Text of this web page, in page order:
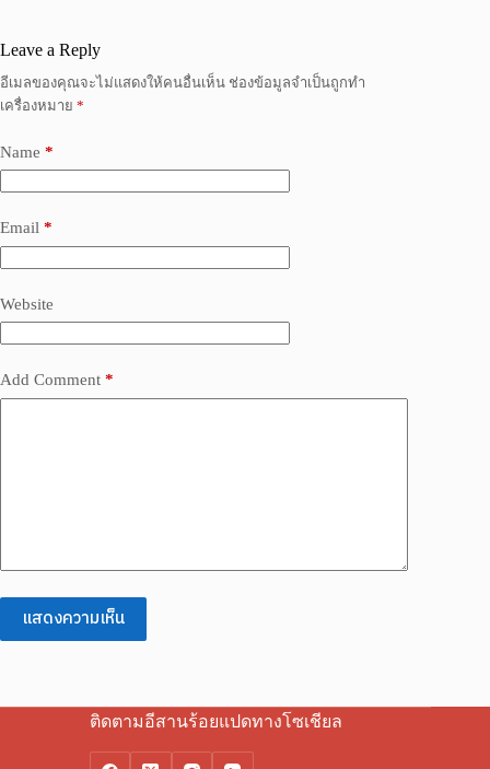
Leave a Reply
อีเมลของคุณจะไม่แสดงให้คนอื่นเห็น ช่องข้อมูลจำเป็นถูกทำ
เครื่องหมาย *
Name *
Email *
Website
Add Comment *
แสดงความเห็น
ติดตามอีสานร้อยแปดทางโซเชียล